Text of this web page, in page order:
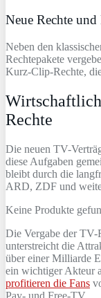
Neue Rechte
Neben den
Rechtepakete
Kurz-Clip-Rechte,
Rechte
Die neuen TV-
diese Aufgaben
bleibt durch die
ARD, ZDF und
Keine Produkte
Die Vergabe der TV-
unterstreicht die
über einer Milliarde
ein wichtiger Akteur
profitieren die Fans
Pay- und Free-TV.